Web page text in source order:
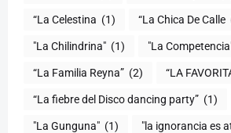
“La Celestina (1) “La Chica De Calle
"La Chilindrina" (1) "La
“La Familia Reyna” (2) “LA
“La fiebre del Disco dancing party” (1)
(1) "la ignorancia es